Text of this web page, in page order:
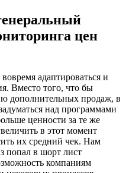
цен
адаптироваться и
Вместо того, что бы
дополнительных продаж, в
над программами
ценности за те же
в этот момент
их средний чек. Нам
попал в шорт лист
компаниям